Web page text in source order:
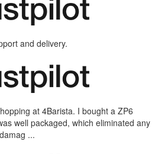
and delivery.
at 4Barista. I bought a ZP6
well packaged, which eliminated any
...